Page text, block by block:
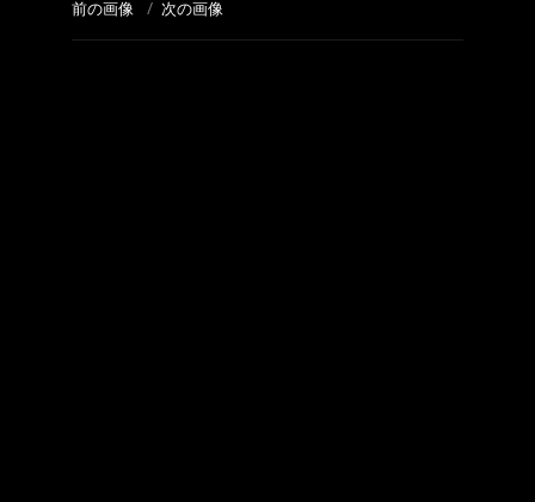
前の画像 次の画像